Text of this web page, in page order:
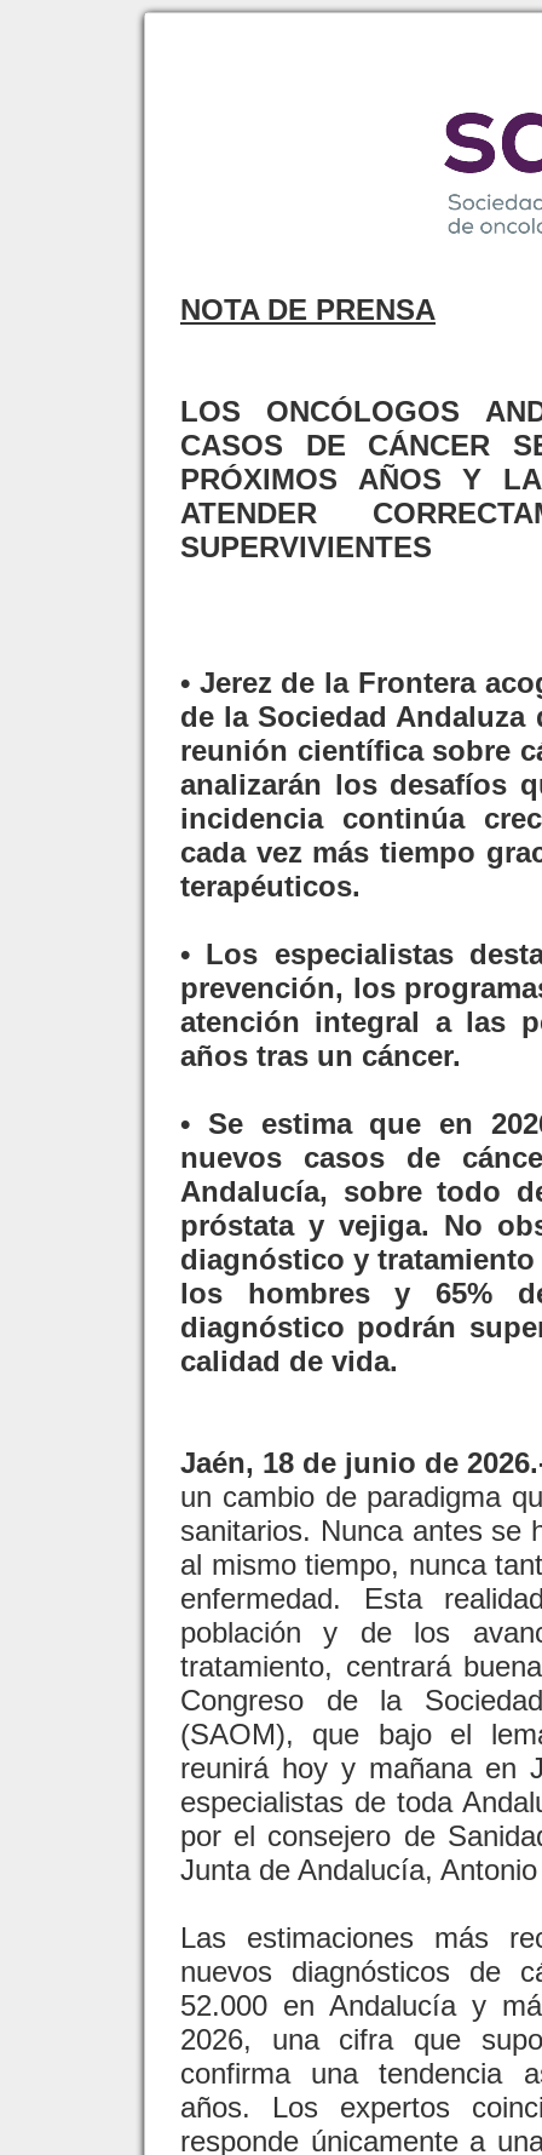
NOTA DE PRENSA
LOS ONCÓLOGOS
CASOS DE CÁNCER
PRÓXIMOS AÑOS Y
ATENDER
SUPERVIVIENTES
• Jerez de la Frontera
de la Sociedad
reunión científica sobre
analizarán los desafíos
incidencia continúa
cada vez más tiempo
terapéuticos.
• Los especialistas
prevención, los
atención integral a las
años tras un cáncer.
• Se estima que en
nuevos casos de
Andalucía, sobre todo
próstata y vejiga. No
diagnóstico y tratamiento
los hombres y 65%
diagnóstico podrán
calidad de vida.
Jaén, 18 de junio de
un cambio de paradigma
sanitarios. Nunca antes se
al mismo tiempo, nunca
enfermedad. Esta
población y de los
tratamiento, centrará
Congreso de la
(SAOM), que bajo el
reunirá hoy y mañana en
especialistas de toda
por el consejero de
Junta de Andalucía,
Las estimaciones más
nuevos diagnósticos de
52.000 en Andalucía y
2026, una cifra que
confirma una tendencia
años. Los expertos
responde únicamente a